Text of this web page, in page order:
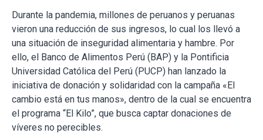
Durante la pandemia, millones de peruanos y peruanas
vieron una reducción de sus ingresos, lo cual los llevó a
una situación de inseguridad alimentaria y hambre. Por
ello, el Banco de Alimentos Perú (BAP) y la Pontificia
Universidad Católica del Perú (PUCP) han lanzado la
iniciativa de donación y solidaridad con la campaña «El
cambio está en tus manos», dentro de la cual se encuentra
el programa “El Kilo”, que busca captar donaciones de
víveres no perecibles.